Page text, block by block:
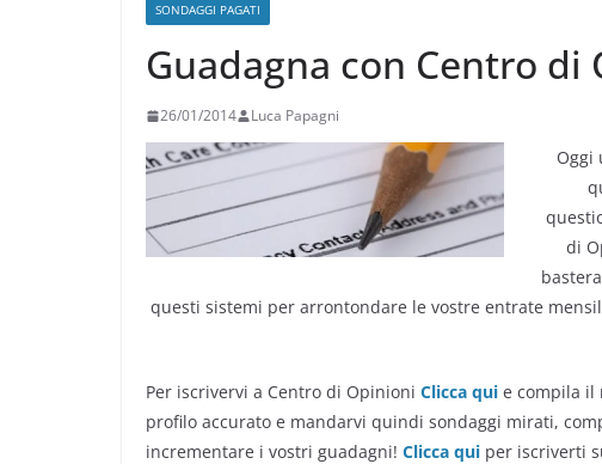
SONDAGGI PAGATI
Guadagna con Centro di
26/01/2014 Luca Papagni
Oggi
di
questi sistemi per arrontondare le vostre entrate
Per iscrivervi a Centro di Opinioni Clicca qui e compila il
profilo accurato e mandarvi quindi sondaggi mirati,
incrementare i vostri guadagni! Clicca qui per iscriverti